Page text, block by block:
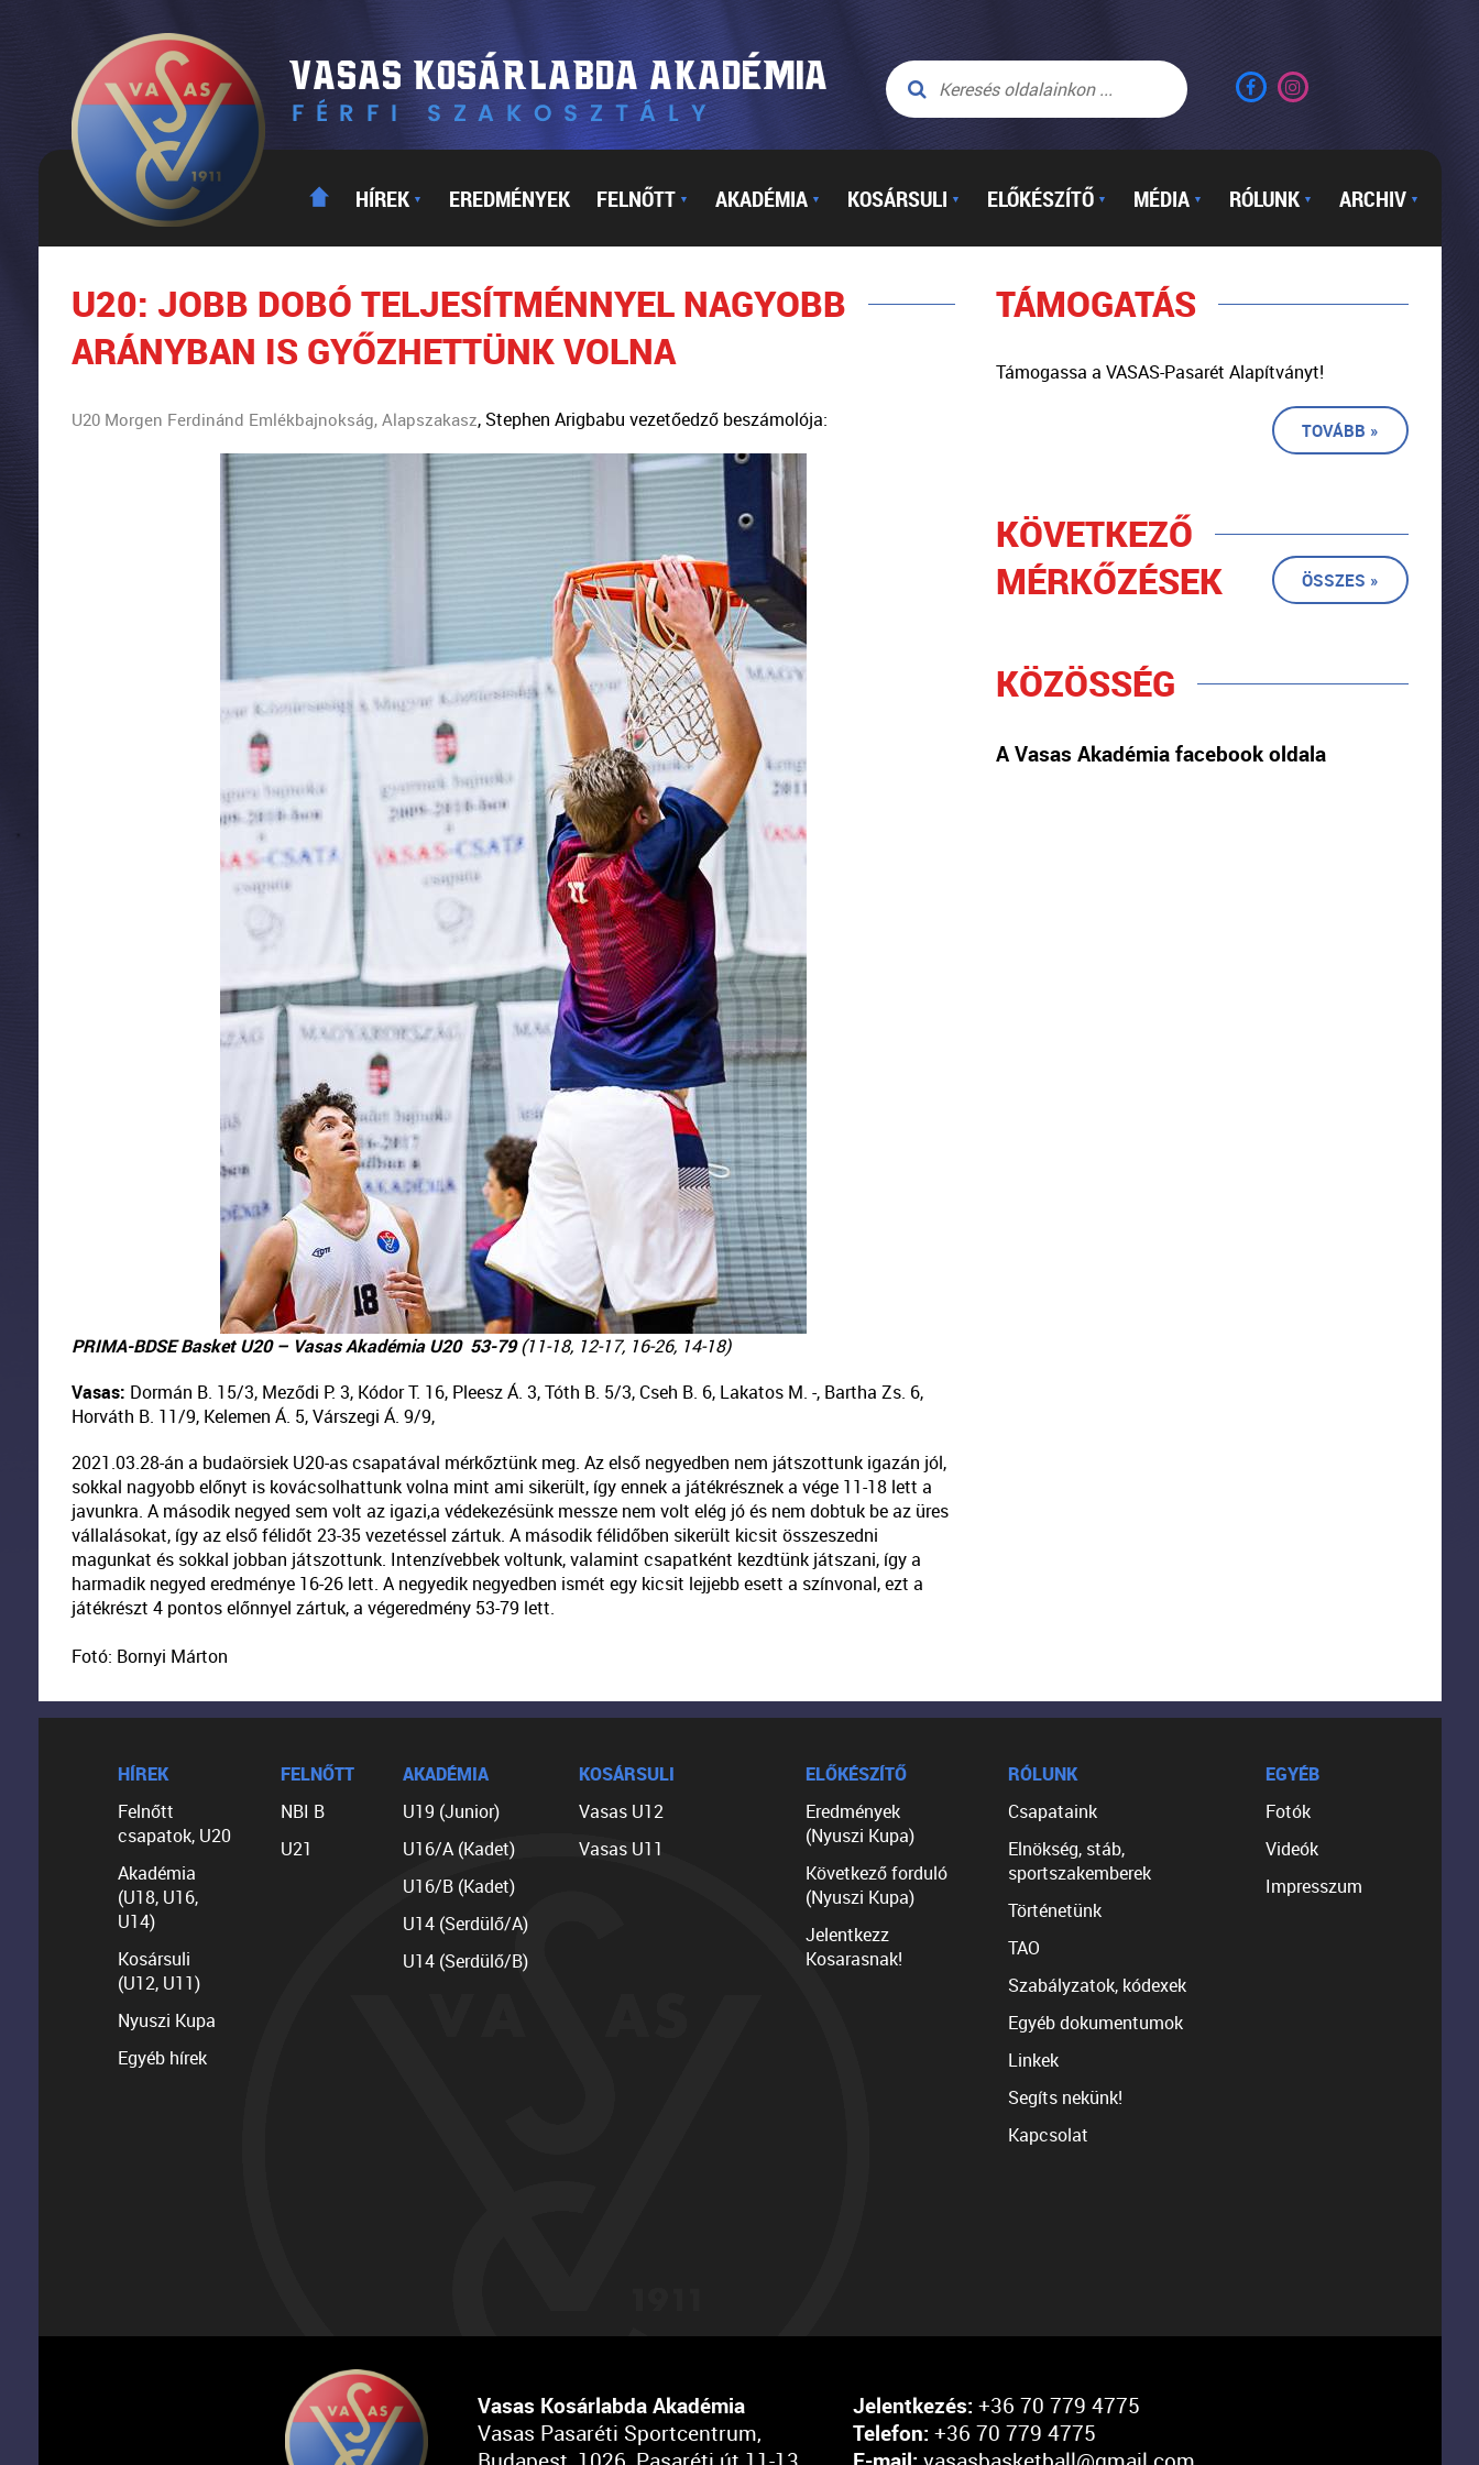
HÍREK ▼ EREDMÉNYEK FELNŐTT ▼ AKADÉMIA ▼ KOSÁRSULI ▼ ELŐKÉSZÍTŐ ▼ MÉDIA ▼ RÓLUNK ▼ ARCHIV ▼
U20: JOBB DOBÓ TELJESÍTMÉNNYEL NAGYOBB
ARÁNYBAN IS GYŐZHETTÜNK VOLNA
U20 Morgen Ferdinánd Emlékbajnokság, Alapszakasz, Stephen Arigbabu vezetőedző beszámolója:
PRIMA-BDSE Basket U20 – Vasas Akadémia U20 53-79(11-18, 12-17, 16-26, 14-18)
Vasas: Dormán B. 15/3, Meződi P. 3, Kódor T. 16, Pleesz Á. 3, Tóth B. 5/3, Cseh B. 6, Lakatos M. -, Bartha Zs. 6,
Horváth B. 11/9, Kelemen Á. 5, Várszegi Á. 9/9,
2021.03.28-án a budaörsiek U20-as csapatával mérkőztünk meg. Az első negyedben nem játszottunk igazán jól,
sokkal nagyobb előnyt is kovácsolhattunk volna mint ami sikerült, így ennek a játékrésznek a vége 11-18 lett a
javunkra. A második negyed sem volt az igazi,a védekezésünk messze nem volt elég jó és nem dobtuk be az üres
vállalásokat, így az első félidőt 23-35 vezetéssel zártuk. A második félidőben sikerült kicsit összeszedni
magunkat és sokkal jobban játszottunk. Intenzívebbek voltunk, valamint csapatként kezdtünk játszani, így a
harmadik negyed eredménye 16-26 lett. A negyedik negyedben ismét egy kicsit lejjebb esett a színvonal, ezt a
játékrészt 4 pontos előnnyel zártuk, a végeredmény 53-79 lett.
Fotó: Bornyi Márton
TÁMOGATÁS
Támogassa a VASAS-Pasarét Alapítványt!
TOVÁBB »
KÖVETKEZŐ
MÉRKŐZÉSEK
ÖSSZES »
KÖZÖSSÉG
A Vasas Akadémia facebook oldala
HÍREK
Felnőtt
csapatok, U20
Akadémia
(U18, U16,
U14)
Kosársuli
(U12, U11)
Nyuszi Kupa
Egyéb hírek
FELNŐTT
NBI B
U21
AKADÉMIA
U19 (Junior)
U16/A (Kadet)
U16/B (Kadet)
U14 (Serdülő/A)
U14 (Serdülő/B)
KOSÁRSULI
Vasas U12
Vasas U11
ELŐKÉSZÍTŐ
Eredmények
(Nyuszi Kupa)
Következő forduló
(Nyuszi Kupa)
Jelentkezz
Kosarasnak!
RÓLUNK
Csapataink
Elnökség, stáb,
sportszakemberek
Történetünk
TAO
Szabályzatok, kódexek
Egyéb dokumentumok
Linkek
Segíts nekünk!
Kapcsolat
EGYÉB
Fotók
Videók
Impresszum
Vasas Kosárlabda Akadémia
Vasas Pasaréti Sportcentrum,
Jelentkezés: +36 70 779 4775
Telefon: +36 70 779 4775